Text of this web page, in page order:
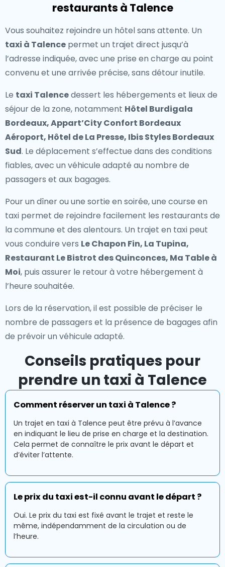
restaurants à Talence
Vous souhaitez rejoindre un hôtel sans attente. Un
taxi à Talence permet un trajet direct jusqu’à
l’adresse indiquée, avec une prise en charge au point
convenu et une arrivée précise, sans détour inutile.
Le taxi Talencedessert les hébergements et lieux de
séjour de la zone, notamment Hôtel Burdigala
Bordeaux, Appart’City Confort Bordeaux
Aéroport, Hôtel de La Presse, Ibis Styles Bordeaux
Sud. Le déplacement s’effectue dans des conditions
fiables, avec un véhicule adapté au nombre de
passagers et aux bagages.
Pour un dîner ou une sortie en soirée, une course en
taxi permet de rejoindre facilement les restaurants de
la commune et des alentours. Un trajet en taxi peut
vous conduire vers Le Chapon Fin, La Tupina,
Restaurant Le Bistrot des Quinconces, Ma Table à
Moi, puis assurer le retour à votre hébergement à
l’heure souhaitée.
Lors de la réservation, il est possible de préciser le
nombre de passagers et la présence de bagages afin
de prévoir un véhicule adapté.
Conseils pratiques pour
prendre un taxi à Talence
Comment réserver un taxi à Talence ?
Un trajet en taxi à Talence peut être prévu à l’avance
en indiquant le lieu de prise en charge et la destination.
Cela permet de connaître le prix avant le départ et
d’éviter l’attente.
Le prix du taxi est-il connu avant le départ ?
Oui. Le prix du taxi est fixé avant le trajet et reste le
même, indépendamment de la circulation ou de
l’heure.